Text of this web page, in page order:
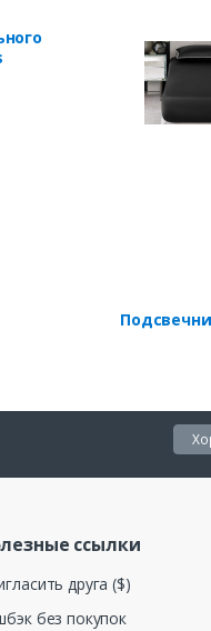
ссылки
друга ($)
без покупок